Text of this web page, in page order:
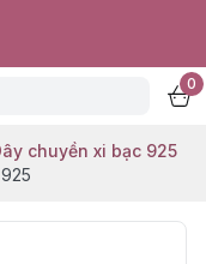
0
chuyền xi bạc 925